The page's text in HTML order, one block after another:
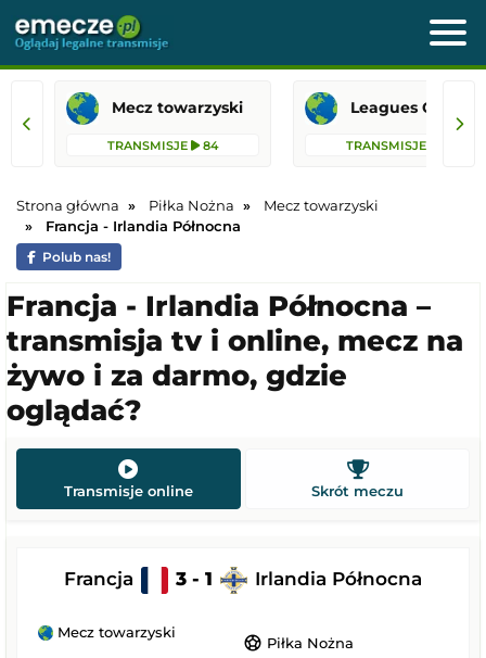
Mecz towarzyski
TRANSMISJE 84 TRANSMISJE
Strona główna Piłka Nożna
Mecz towarzyski
Francja - Irlandia Północna
Polub nas!
Francja - Irlandia Północna –
transmisja tv i online, mecz na
żywo i za darmo, gdzie
oglądać?
Transmisje online Skrót meczu
Francja 3 - 1 Irlandia Północna
Mecz towarzyski
sports_soccer Piłka Nożna